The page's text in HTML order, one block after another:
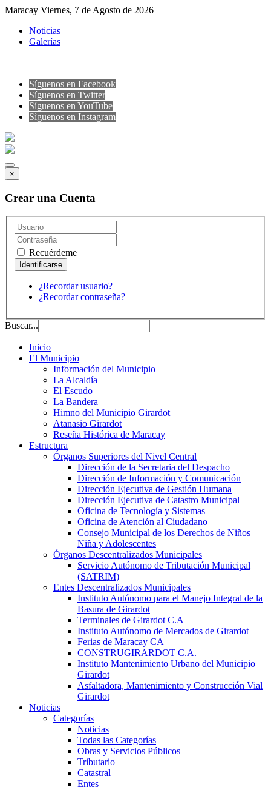
Maracay Viernes, 7 de Agosto de 2026
Noticias
Galerías
Síguenos en Facebook
Síguenos en Twitter
Síguenos en YouTube
Sìguenos en Instagram
×
Crear una Cuenta
Recuérdeme
¿Recordar usuario?
¿Recordar contraseña?
Buscar...
Inicio
El Municipio
Información del Municipio
La Alcaldía
El Escudo
La Bandera
Himno del Municipio Girardot
Atanasio Girardot
Reseña Histórica de Maracay
Estructura
Órganos Superiores del Nivel Central
Dirección de la Secretaria del Despacho
Dirección de Información y Comunicación
Dirección Ejecutiva de Gestión Humana
Dirección Ejecutiva de Catastro Municipal
Oficina de Tecnología y Sistemas
Oficina de Atención al Ciudadano
Consejo Municipal de los Derechos de Niños
Niña y Adolescentes
Órganos Descentralizados Municipales
Servicio Autónomo de Tributación Municipal
(SATRIM)
Entes Descentralizados Municipales
Instituto Autónomo para el Manejo Integral de la
Basura de Girardot
Terminales de Girardot C.A
Instituto Autónomo de Mercados de Girardot
Ferias de Maracay CA
CONSTRUGIRARDOT C.A.
Instituto Mantenimiento Urbano del Municipio
Girardot
Asfaltadora, Mantenimiento y Construcción Vial
Girardot
Noticias
Categorías
Noticias
Todas las Categorías
Obras y Servicios Públicos
Tributario
Catastral
Entes